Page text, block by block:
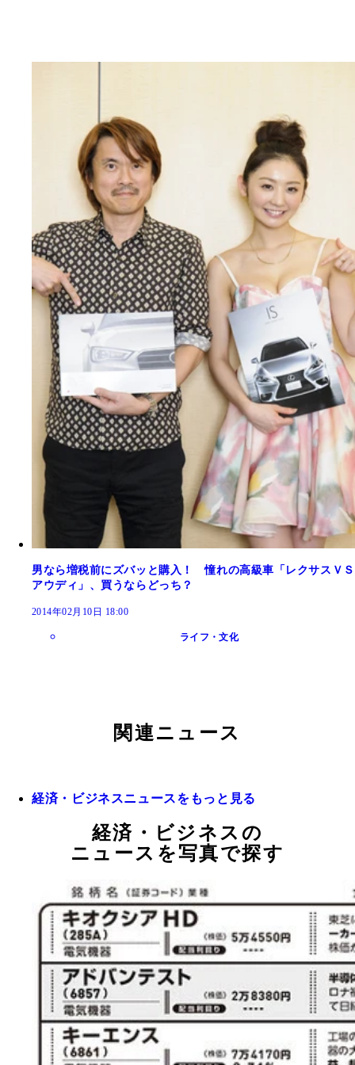
男なら増税前にズバッと購入！ 憧れの高級車「レクサスＶＳ
アウディ」、買うならどっち？
2014年02月10日 18:00
ライフ・文化
関連ニュース
経済・ビジネスニュースをもっと見る
経済・ビジネスの
ニュースを写真で探す